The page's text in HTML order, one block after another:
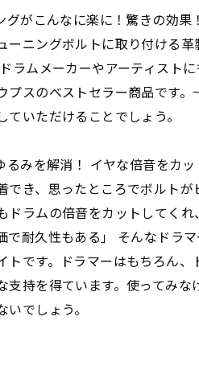
グがこんなに楽に！驚きの効果
ーニングボルトに取り付ける
ラムメーカーやアーティスト
プスのベストセラー商品です
ていただけることでしょう。
るみを解消！ イヤな倍音をカ
でき、思ったところでボルト
ドラムの倍音をカットしてく
で耐久性もある」 そんなドラ
トです。ドラマーはもちろん
支持を得ています。使ってみ
いでしょう。